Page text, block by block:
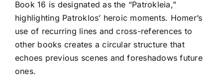
Book 16 is designated as the “Patrokleia,”
highlighting Patroklos’ heroic moments. Homer’s
use of recurring lines and cross-references to
other books creates a circular structure that
echoes previous scenes and foreshadows future
ones.